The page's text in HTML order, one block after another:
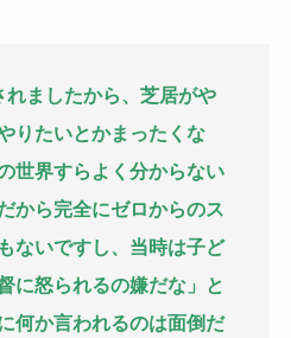
れましたから、芝居がや
りたいとかまったくな
世界すらよく分からない
から完全にゼロからのス
ないですし、当時は子ど
に怒られるの嫌だな」と
何か言われるのは面倒だ